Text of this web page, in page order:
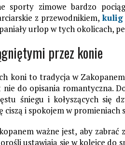
sporty zimowe bardzo
z przewodnikiem,kulig
urlop w tych okolicach,
przez konie
koni to tradycja w
do opisania romantyczna.
śniegu i kołyszących się
ciszą i spokojem w promieniach
ważne jest, aby zabrać
ustawiają się w kolejce